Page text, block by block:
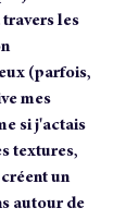
travers les
(parfois,
mes
si j'actais
textures,
un
autour de